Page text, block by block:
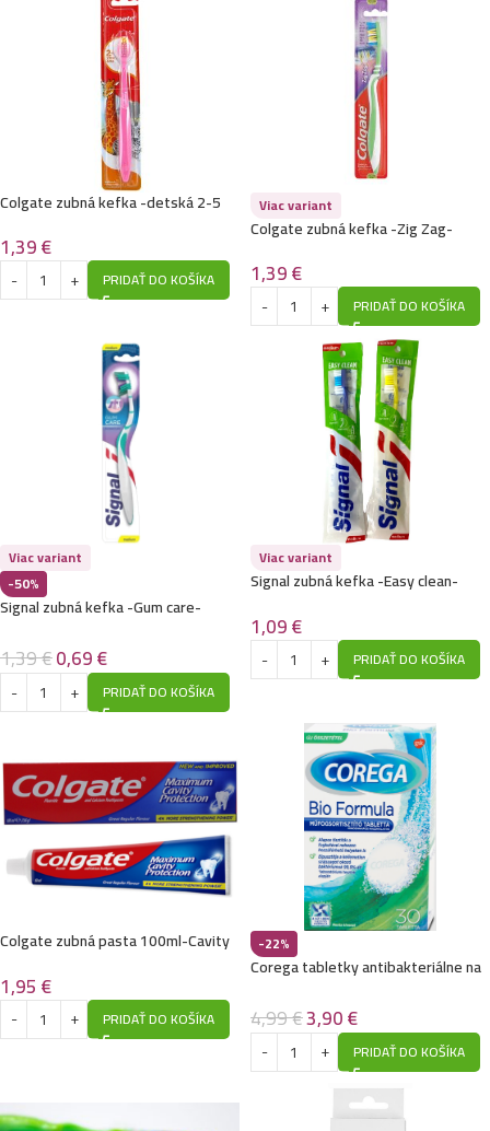
Colgate zubná kefka -detská 2-5
1,39€
PRIDAŤ DO KOŠÍKA
Viac variant
Colgate zubná kefka -Zig Zag-
1,39€
PRIDAŤ DO KOŠÍKA
-50%
Viac variant
Signal zubná kefka -Gum care-
1,39€0,69€
PRIDAŤ DO KOŠÍKA
Viac variant
Signal zubná kefka -Easy clean-
1,09€
PRIDAŤ DO KOŠÍKA
Colgate zubná pasta 100ml-Cavity
1,95€
PRIDAŤ DO KOŠÍKA
-22%
Corega tabletky antibakteriálne na
4,99€3,90€
PRIDAŤ DO KOŠÍKA